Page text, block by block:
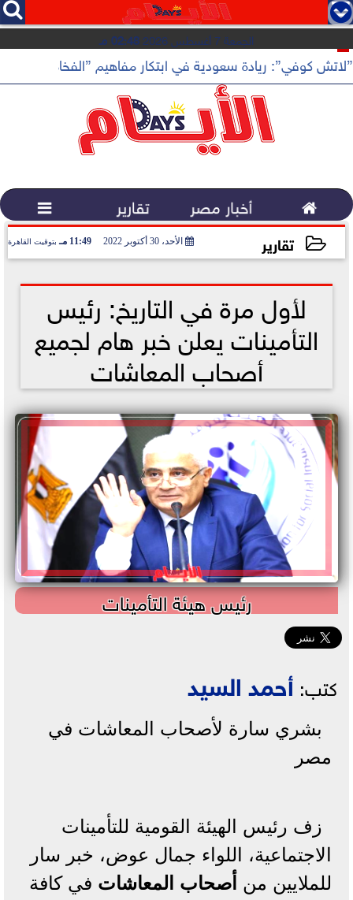
   
الجمعة 7 أغسطس 2026 02:48 مـ
”لاتش كوفي”: ريادة سعودية في ابتكار مفاهيم ”الفخامة
 أخبار مصر تقارير 
تقارير الأحد، 30 أكتوبر 2022 11:49 مـ بتوقيت القاهرة
لأول مرة في التاريخ: رئيس
التأمينات يعلن خبر هام لجميع
أصحاب المعاشات
رئيس هيئة التأمينات
كتب: أحمد السيد
بشري سارة لأصحاب المعاشات في
مصر
زف رئيس الهيئة القومية للتأمينات
الاجتماعية، اللواء جمال عوض، خبر سار
للملايين من أصحاب المعاشات في كافة